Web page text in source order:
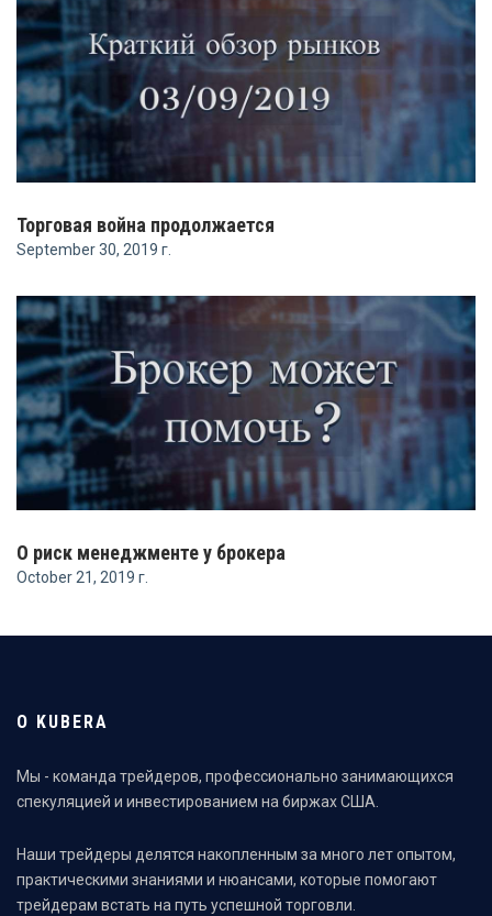
Торговая война продолжается
September 30, 2019 г.
О риск менеджменте у брокера
October 21, 2019 г.
О KUBERA
Мы - команда трейдеров, профессионально занимающихся
спекуляцией и инвестированием на биржах США.
Наши трейдеры делятся накопленным за много лет опытом,
практическими знаниями и нюансами, которые помогают
трейдерам встать на путь успешной торговли.